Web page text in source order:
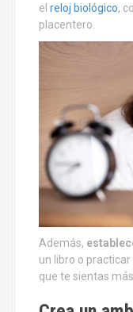
el reloj biológico,
placentero.
Además,
un libro o
que te sientas